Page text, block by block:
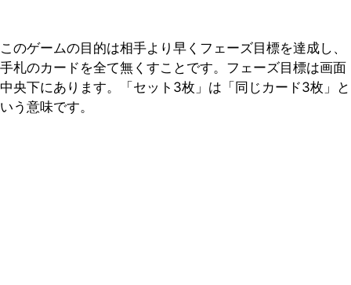
このゲームの目的は相手より早くフェーズ目標を達成し、
手札のカードを全て無くすことです。フェーズ目標は画面
中央下にあります。「セット3枚」は「同じカード3枚」と
いう意味です。